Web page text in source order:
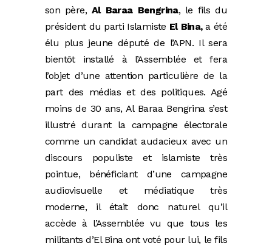
son père, Al Baraa Bengrina, le fils du
président du parti Islamiste El Bina,a été
élu plus jeune député de l’APN. Il sera
bientôt installé à l’Assemblée et fera
l’objet d’une attention particulière de la
part des médias et des politiques. Agé
moins de 30 ans, Al Baraa Bengrina s’est
illustré durant la campagne électorale
comme un candidat audacieux avec un
discours populiste et islamiste très
pointue, bénéficiant d’une campagne
audiovisuelle et médiatique très
moderne, il était donc naturel qu’il
accède à l’Assemblée vu que tous les
militants d’El Bina ont voté pour lui, le fils